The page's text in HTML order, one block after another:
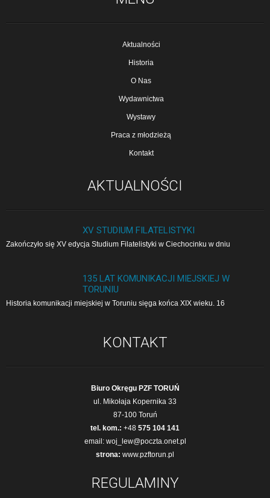
Aktualności
Historia
O Nas
Wydawnictwa
Wystawy
Praca z młodzieżą
Kontakt
AKTUALNOŚCI
XV STUDIUM FILATELISTYKI
Zakończyło się XV edycja Studium Filatelistyki w Cie­cho­cin­ku w dniu
135 LAT KOMUNIKACJI MIEJSKIEJ W
TORUNIU
Historia komunikacji miejskiej w Toruniu sięga końca XIX wieku. 16
KONTAKT
Biuro Okręgu PZF TORUŃ
ul. Mikołaja Kopernika 33
87-100 Toruń
tel. kom.: +48 575 104 141
email: woj_lew@poczta.onet.pl
strona: www.pzftorun.pl
REGULAMINY